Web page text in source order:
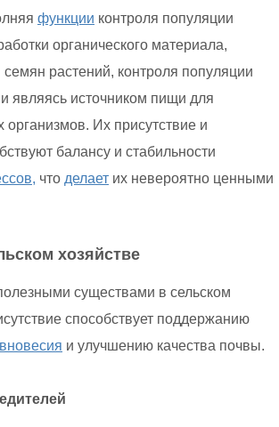
функции контроля популяции
органического материала,
растений, контроля популяции
являясь источником пищи для
организмов. Их присутствие и
балансу и стабильности
что делает их невероятно ценными
хозяйстве
существами в сельском
способствует поддержанию
и улучшению качества почвы.